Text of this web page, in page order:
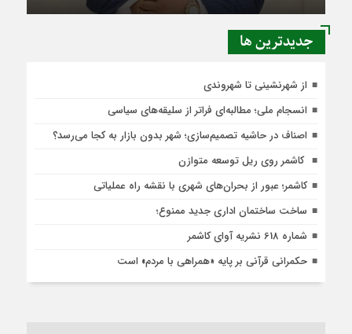
جديدترين ها
از شهرنشینی تا شهروندی
انسجام ملی؛ مطالبه‌ای فراتر از سلیقه‌های سیاسی
اصناف در حاشیه تصمیم‌سازی؛ شهر بدون بازار به کجا می‌رسد؟
کاشمر روی ریل توسعه متوازن
کاشمر؛ عبور از بحران‌های شهری با نقشه راه عملیاتی
ساخت ساختمان اداری جدید ممنوع؛
شماره 618 نشریه آوای کاشمر
حکمرانی قرآنی بر پایه «همراهی با مردم» است